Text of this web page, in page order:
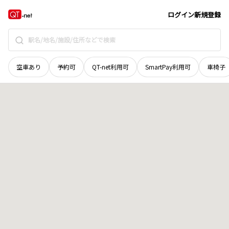
ログイン新規登録
空車あり 予約可 QT-net利用可 SmartPay利用可 車椅子
京都府